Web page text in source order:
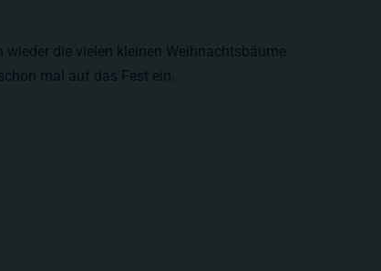
die vielen kleinen Weihnachtsbäume
mal auf das Fest ein.